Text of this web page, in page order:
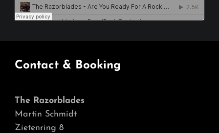
Contact & Booking
The Razorblades
Martin Schmidt
Zietenring 8